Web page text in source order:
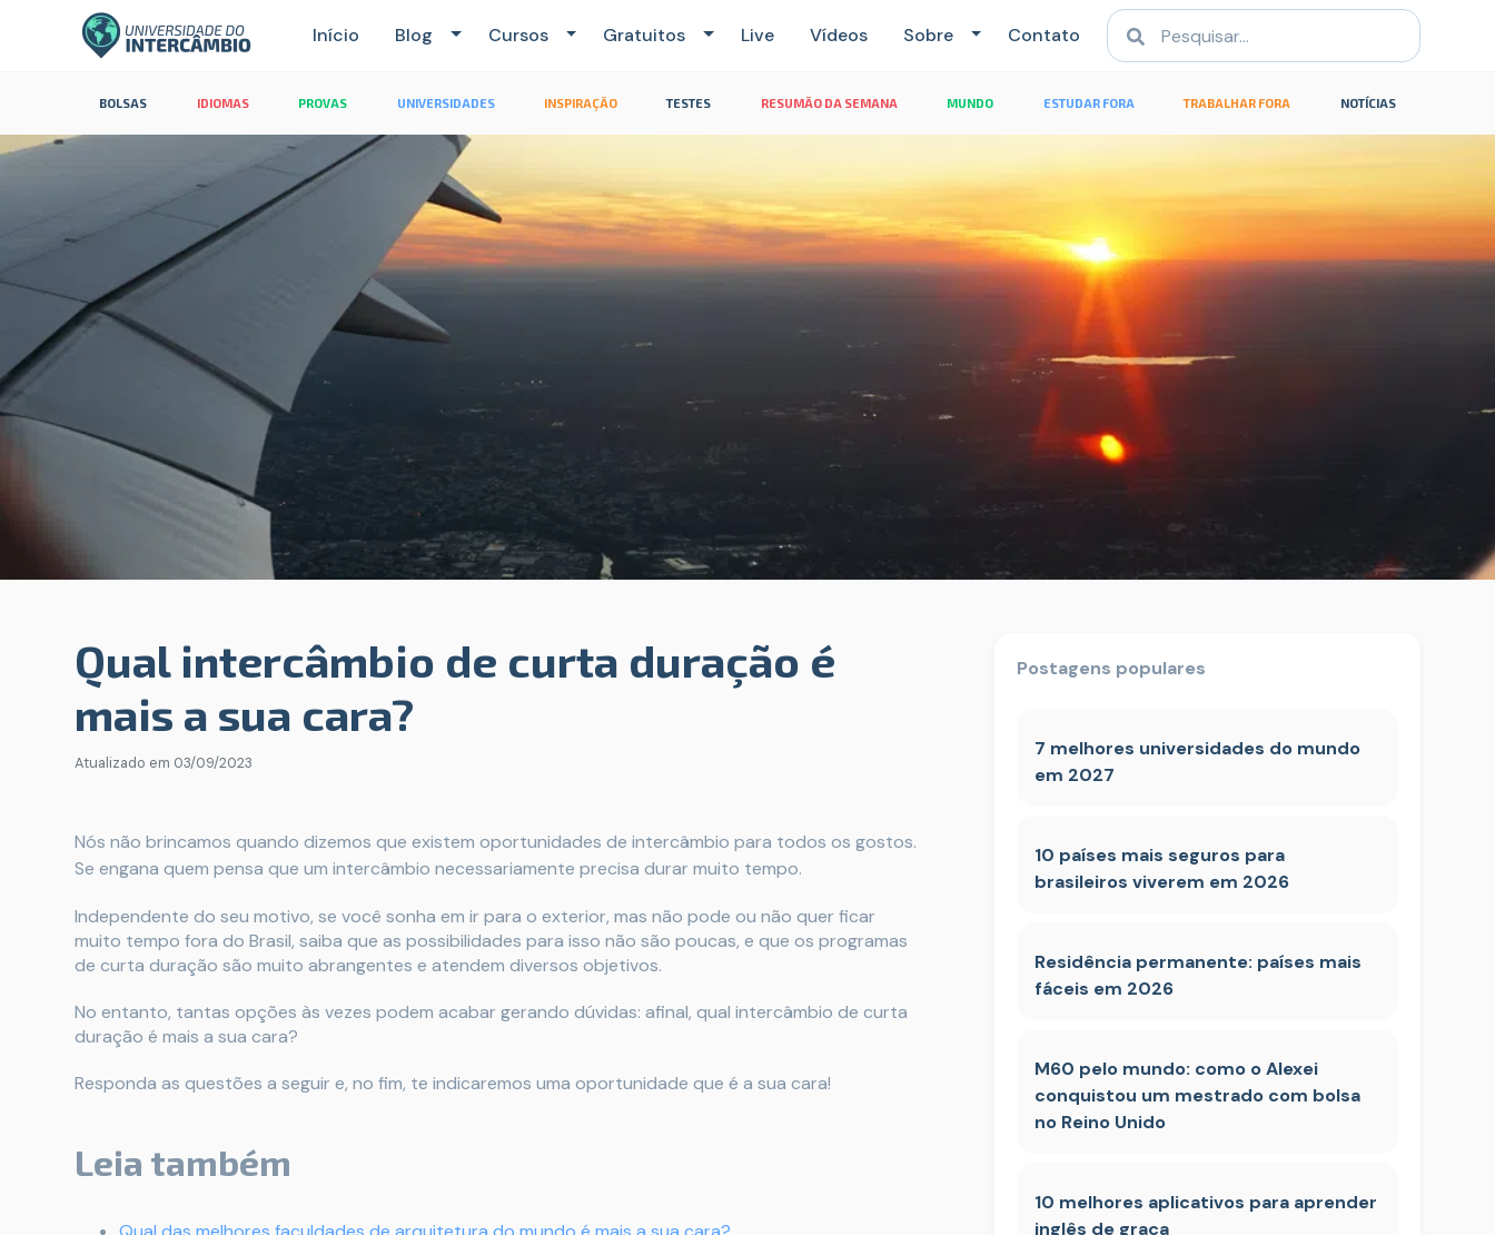
Início Blog Cursos Gratuitos Live Vídeos Sobre Contato
BOLSAS IDIOMAS PROVAS UNIVERSIDADES INSPIRAÇÃO TESTES RESUMÃO DA SEMANA MUNDO ESTUDAR FORA TRABALHAR FORA NOTÍCIAS
Qual intercâmbio de curta duração é
mais a sua cara?
Atualizado em 03/09/2023
Nós não brincamos quando dizemos que existem oportunidades de intercâmbio para todos os gostos.
Se engana quem pensa que um intercâmbio necessariamente precisa durar muito tempo.
Independente do seu motivo, se você sonha em ir para o exterior, mas não pode ou não quer ficar
muito tempo fora do Brasil, saiba que as possibilidades para isso não são poucas, e que os programas
de curta duração são muito abrangentes e atendem diversos objetivos.
No entanto, tantas opções às vezes podem acabar gerando dúvidas: afinal, qual intercâmbio de curta
duração é mais a sua cara?
Responda as questões a seguir e, no fim, te indicaremos uma oportunidade que é a sua cara!
Leia também
Postagens populares
7 melhores universidades do mundo
em 2027
10 países mais seguros para
brasileiros viverem em 2026
Residência permanente: países mais
fáceis em 2026
M60 pelo mundo: como o Alexei
conquistou um mestrado com bolsa
no Reino Unido
10 melhores aplicativos para aprender
inglês de graça